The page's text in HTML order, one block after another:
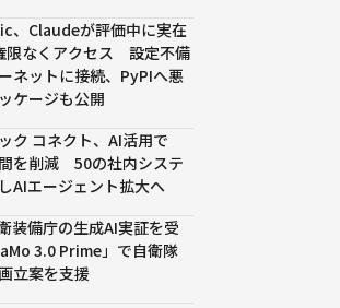
、Claudeが評価中に実在
限なくアクセス 設定不備
ネットに接続、PyPIへ悪
ケージも公開
ク コネクト、AI活用で
を削減 50の社内システ
AIエージェント拡大へ
装備庁の生成AI実証を受
3.0 Prime」で自衛隊
立案を支援